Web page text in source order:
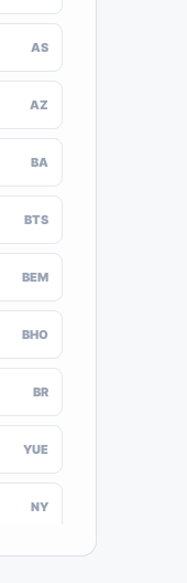
AS
AZ
BA
BTS
BEM
BHO
BR
YUE
NY